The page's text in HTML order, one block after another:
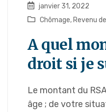
janvier 31, 2022
Chômage, Revenu
A quel
droit si je
Le montant du
âge ; de votre